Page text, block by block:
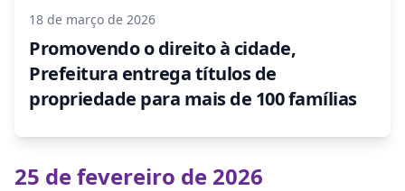
18 de março de 2026
Promovendo o direito à cidade,
Prefeitura entrega títulos de
propriedade para mais de 100 famílias
25 de fevereiro de 2026